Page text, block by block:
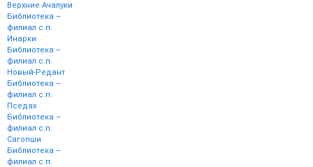
Верхние Ачалуки
Библиотека –
филиал с.п.
Инарки
Библиотека –
филиал с.п.
Новый-Редант
Библиотека –
филиал с.п.
Пседах
Библиотека –
филиал с.п.
Сагопши
Библиотека –
филиал с.п.